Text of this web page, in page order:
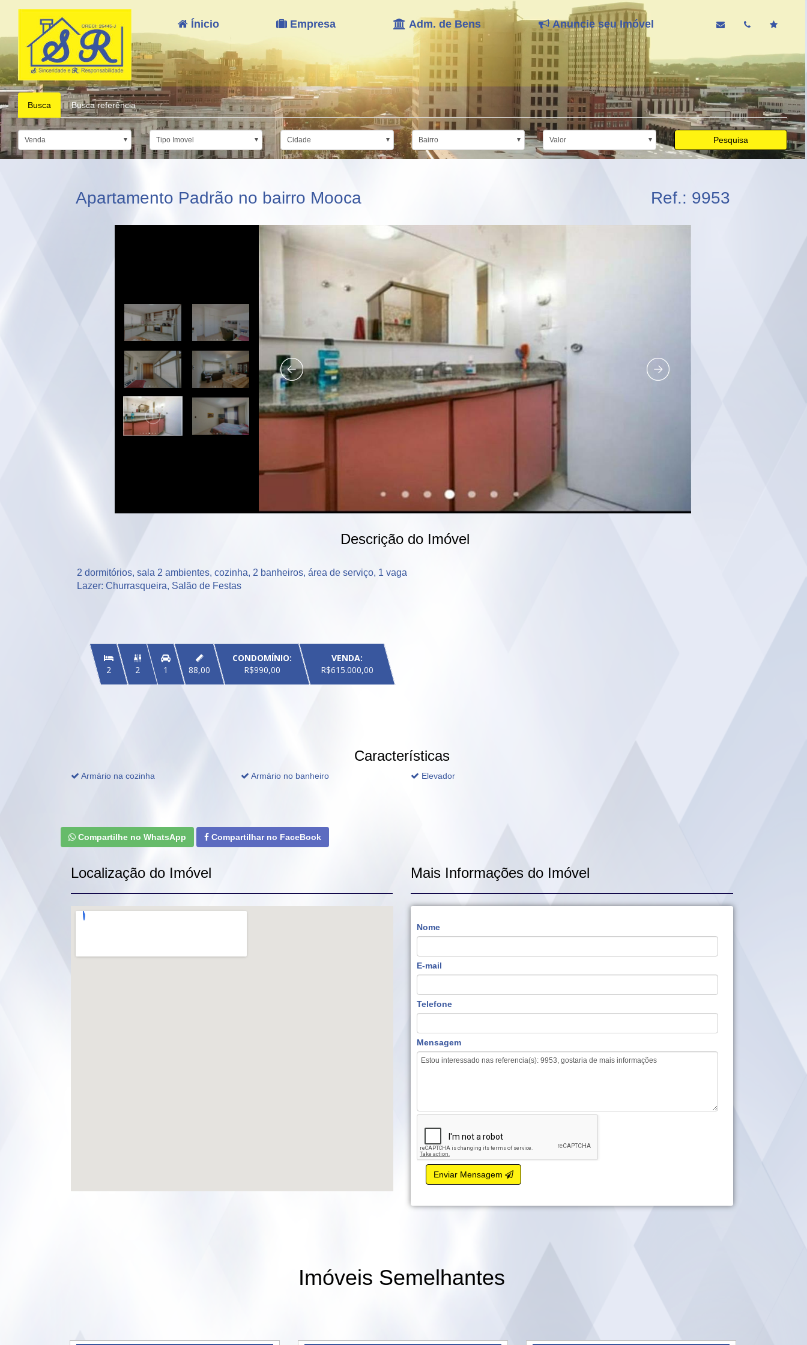
Ínicio Empresa Adm. de Bens Anuncie seu Imóvel
Busca Busca referência
Venda Tipo Imovel Cidade Bairro Valor Pesquisa
Apartamento Padrão no bairro Mooca Ref.: 9953
Descrição do Imóvel
2 dormitórios, sala 2 ambientes, cozinha, 2 banheiros, área de serviço, 1 vaga
Lazer: Churrasqueira, Salão de Festas
2

2 1

88,00
CONDOMÍNIO:
R$990,00
VENDA:
R$615.000,00
Características
Armário na cozinha Armário no banheiro Elevador
Compartilhe no WhatsApp Compartilhar no FaceBook
Localização do Imóvel Mais Informações do Imóvel
Nome
E-mail
Telefone
Mensagem
Enviar Mensagem
Imóveis Semelhantes